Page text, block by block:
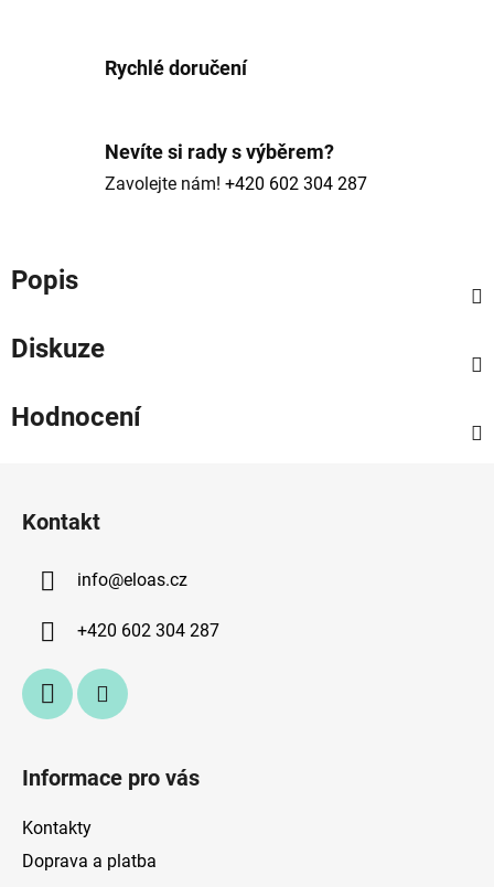
Rychlé doručení
Nevíte si rady s výběrem?
Zavolejte nám! +420 602 304 287
Popis
Diskuze
Hodnocení
Kontakt
info@eloas.cz
+420 602 304 287
Informace pro vás
Kontakty
Doprava a platba